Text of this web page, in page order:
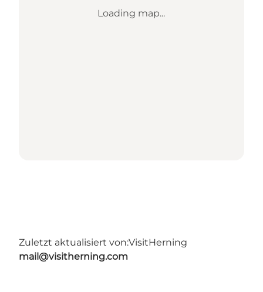
Loading map...
Zuletzt aktualisiert von:VisitHerning
mail@visitherning.com